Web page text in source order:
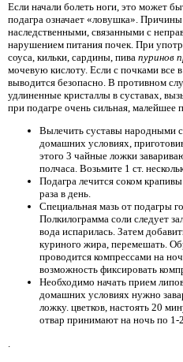
Если начали болеть ноги, это может
подагра означает «ловушка».
наследственными, связанными с
нарушением питания почек. При
соуса, кильки, сардины, пива пуринов
мочевую кислоту. Если с почками все
выводится безопасно. В противном
удлиненные кристаллы в суставах,
при подагре очень сильная, малейшее
Вылечить суставы народными
домашних условиях,
этого 3 чайные ложки
полчаса. Возьмите 1 ст.
Подагра лечится соком
раза в день.
Специальная мазь от подагры
Полкилограмма соли следует
вода испарилась. Затем
куриного жира, перемешать.
проводится компрессами на
возможность фиксировать
Необходимо начать прием
домашних условиях нужно
ложку. цветков, настоять 20
отвар принимают на ночь по 1-